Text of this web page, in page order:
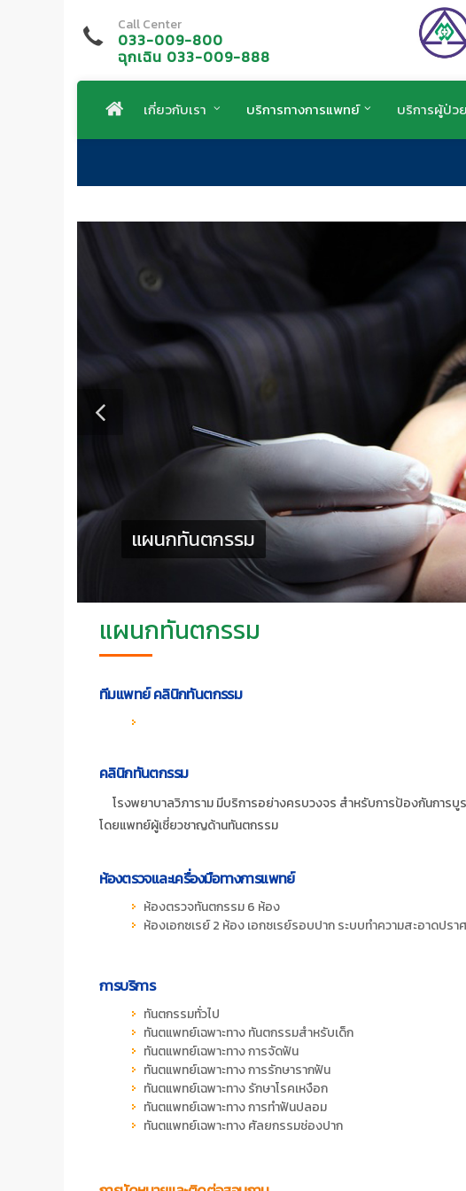
Call Center
033-009-800
ฉุกเฉิน 033-009-888
เกี่ยวกับเรา บริการทางการแพทย์ บริการผู้ป่วย
แผนกทันตกรรม
แผนกทันตกรรม
ทีมแพทย์ คลินิกทันตกรรม
คลินิกทันตกรรม
โรงพยาบาลวิภาราม มีบริการอย่างครบวงจร สำหรับการป้องกันการ
โดยแพทย์ผู้เชี่ยวชาญด้านทันตกรรม
ห้องตรวจและเครื่องมือทางการแพทย์
ห้องตรวจทันตกรรม 6 ห้อง
ห้องเอกซเรย์ 2 ห้อง เอกซเรย์รอบปาก ระบบทำความสะอาดปรา
การบริการ
ทันตกรรมทั่วไป
ทันตแพทย์เฉพาะทาง ทันตกรรมสำหรับเด็ก
ทันตแพทย์เฉพาะทาง การจัดฟัน
ทันตแพทย์เฉพาะทาง การรักษารากฟัน
ทันตแพทย์เฉพาะทาง รักษาโรคเหงือก
ทันตแพทย์เฉพาะทาง การทำฟันปลอม
ทันตแพทย์เฉพาะทาง ศัลยกรรมช่องปาก